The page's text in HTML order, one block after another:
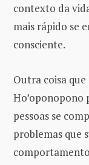
contexto da
mais rápido se
consciente.
Outra coisa
Ho’oponopono
pessoas se
problemas que